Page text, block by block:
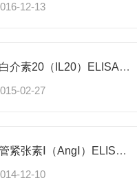
12-13
大鼠白介素20（IL20）ELISA试剂盒
02-27
狗血管紧张素Ⅰ（AngⅠ）ELISA试剂盒
12-10